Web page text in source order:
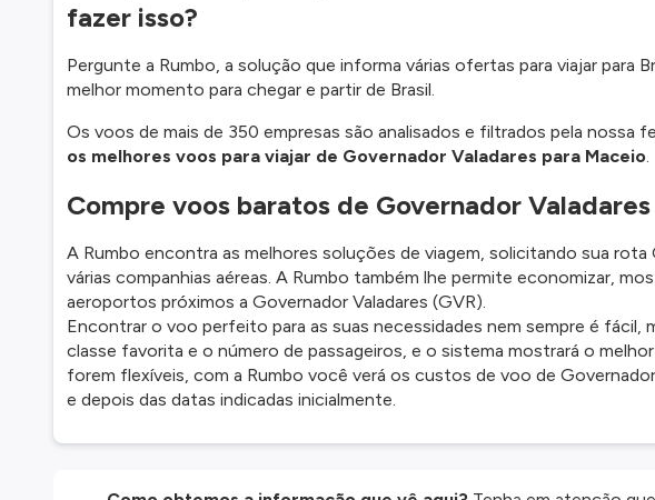
fazer isso?
Pergunte a Rumbo, a solução que informa várias ofertas para viajar para
melhor momento para chegar e partir de Brasil.
Os voos de mais de 350 empresas são analisados e filtrados pela nossa
os melhores voos para viajar de Governador Valadares para Maceio.
Compre voos baratos de Governador
A Rumbo encontra as melhores soluções de viagem, solicitando sua rota
várias companhias aéreas. A Rumbo também lhe permite economizar,
aeroportos próximos a Governador Valadares (GVR).
Encontrar o voo perfeito para as suas necessidades nem sempre é fácil,
classe favorita e o número de passageiros, e o sistema mostrará o
forem flexíveis, com a Rumbo você verá os custos de voo de
e depois das datas indicadas inicialmente.